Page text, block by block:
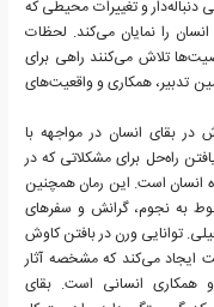
دنباله‌دار و تغییرات محیطی که
را نمایان می‌کند. لحظات
تلاش می‌کنند راهی برای
تدبیر، همکاری و واقعیت‌های
بقای انسان در مواجهه با
راه‌حل برای مشکلاتی که در
انسان است. این رمان همچنین
به نجوم، گرانش و سفرهای
توانایی ورن در بافتن کاوش
ایجاد می‌کند که مشخصه آثار
همکاری انسانی است. بقای